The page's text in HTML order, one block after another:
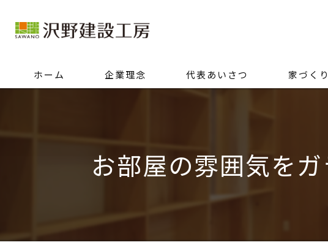
ホーム 企業理念 代表あいさつ 家づく
お部屋の雰囲気を